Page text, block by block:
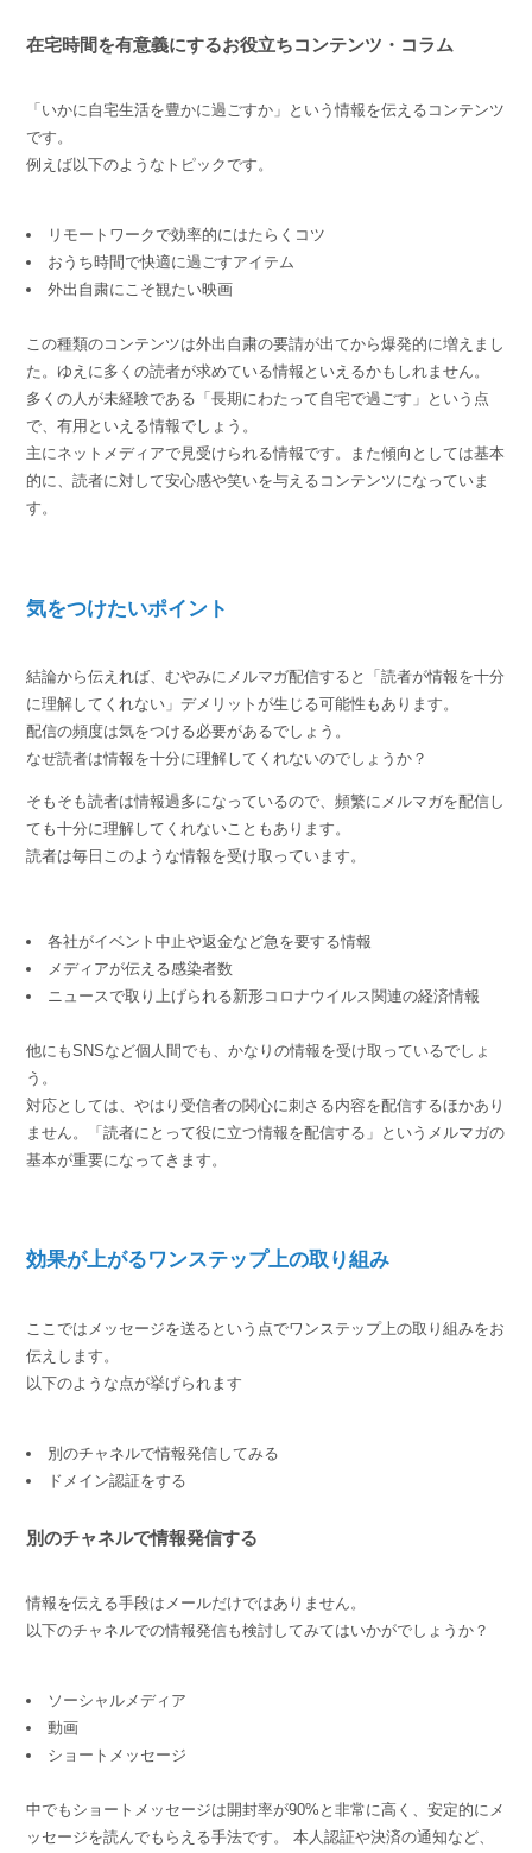
在宅時間を有意義にするお役立ちコンテンツ・コラム
「いかに自宅生活を豊かに過ごすか」という情報を伝えるコンテンツ
です。
例えば以下のようなトピックです。
リモートワークで効率的にはたらくコツ
おうち時間で快適に過ごすアイテム
外出自粛にこそ観たい映画
この種類のコンテンツは外出自粛の要請が出てから爆発的に増えまし
た。ゆえに多くの読者が求めている情報といえるかもしれません。
多くの人が未経験である「長期にわたって自宅で過ごす」という点
で、有用といえる情報でしょう。
主にネットメディアで見受けられる情報です。また傾向としては基本
的に、読者に対して安心感や笑いを与えるコンテンツになっていま
す。
気をつけたいポイント
結論から伝えれば、むやみにメルマガ配信すると「読者が情報を十分
に理解してくれない」デメリットが生じる可能性もあります。
配信の頻度は気をつける必要があるでしょう。
なぜ読者は情報を十分に理解してくれないのでしょうか？
そもそも読者は情報過多になっているので、頻繁にメルマガを配信し
ても十分に理解してくれないこともあります。
読者は毎日このような情報を受け取っています。
各社がイベント中止や返金など急を要する情報
メディアが伝える感染者数
ニュースで取り上げられる新形コロナウイルス関連の経済情報
他にもSNSなど個人間でも、かなりの情報を受け取っているでしょ
う。
対応としては、やはり受信者の関心に刺さる内容を配信するほかあり
ません。「読者にとって役に立つ情報を配信する」というメルマガの
基本が重要になってきます。
効果が上がるワンステップ上の取り組み
ここではメッセージを送るという点でワンステップ上の取り組みをお
伝えします。
以下のような点が挙げられます
別のチャネルで情報発信してみる
ドメイン認証をする
別のチャネルで情報発信する
情報を伝える手段はメールだけではありません。
以下のチャネルでの情報発信も検討してみてはいかがでしょうか？
ソーシャルメディア
動画
ショートメッセージ
中でもショートメッセージは開封率が90%と非常に高く、安定的にメ
ッセージを読んでもらえる手法です。 本人認証や決済の通知など、